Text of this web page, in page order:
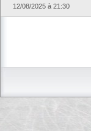
12/08/2025 à 21:30